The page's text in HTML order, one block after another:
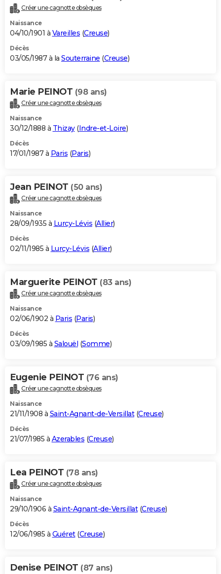
Créer une cagnotte obsèques
Naissance
04/10/1901 à Vareilles (Creuse)
Décès
03/05/1987 à la Souterraine (Creuse)
Marie PEINOT (98 ans)
Créer une cagnotte obsèques
Naissance
30/12/1888 à Thizay(Indre-et-Loire)
Décès
17/01/1987 à Paris (Paris)
Jean PEINOT (50 ans)
Créer une cagnotte obsèques
Naissance
28/09/1935 à Lurcy-Lévis (Allier)
Décès
02/11/1985 à Lurcy-Lévis (Allier)
Marguerite PEINOT (83 ans)
Créer une cagnotte obsèques
Naissance
02/06/1902 à Paris (Paris)
Décès
03/09/1985 à Salouël (Somme)
Eugenie PEINOT (76 ans)
Créer une cagnotte obsèques
Naissance
21/11/1908 à Saint-Agnant-de-Versillat(Creuse)
Décès
21/07/1985 à Azerables (Creuse)
Lea PEINOT (78 ans)
Créer une cagnotte obsèques
Naissance
29/10/1906 à Saint-Agnant-de-Versillat(Creuse)
Décès
12/06/1985 à Guéret(Creuse)
Denise PEINOT (87 ans)